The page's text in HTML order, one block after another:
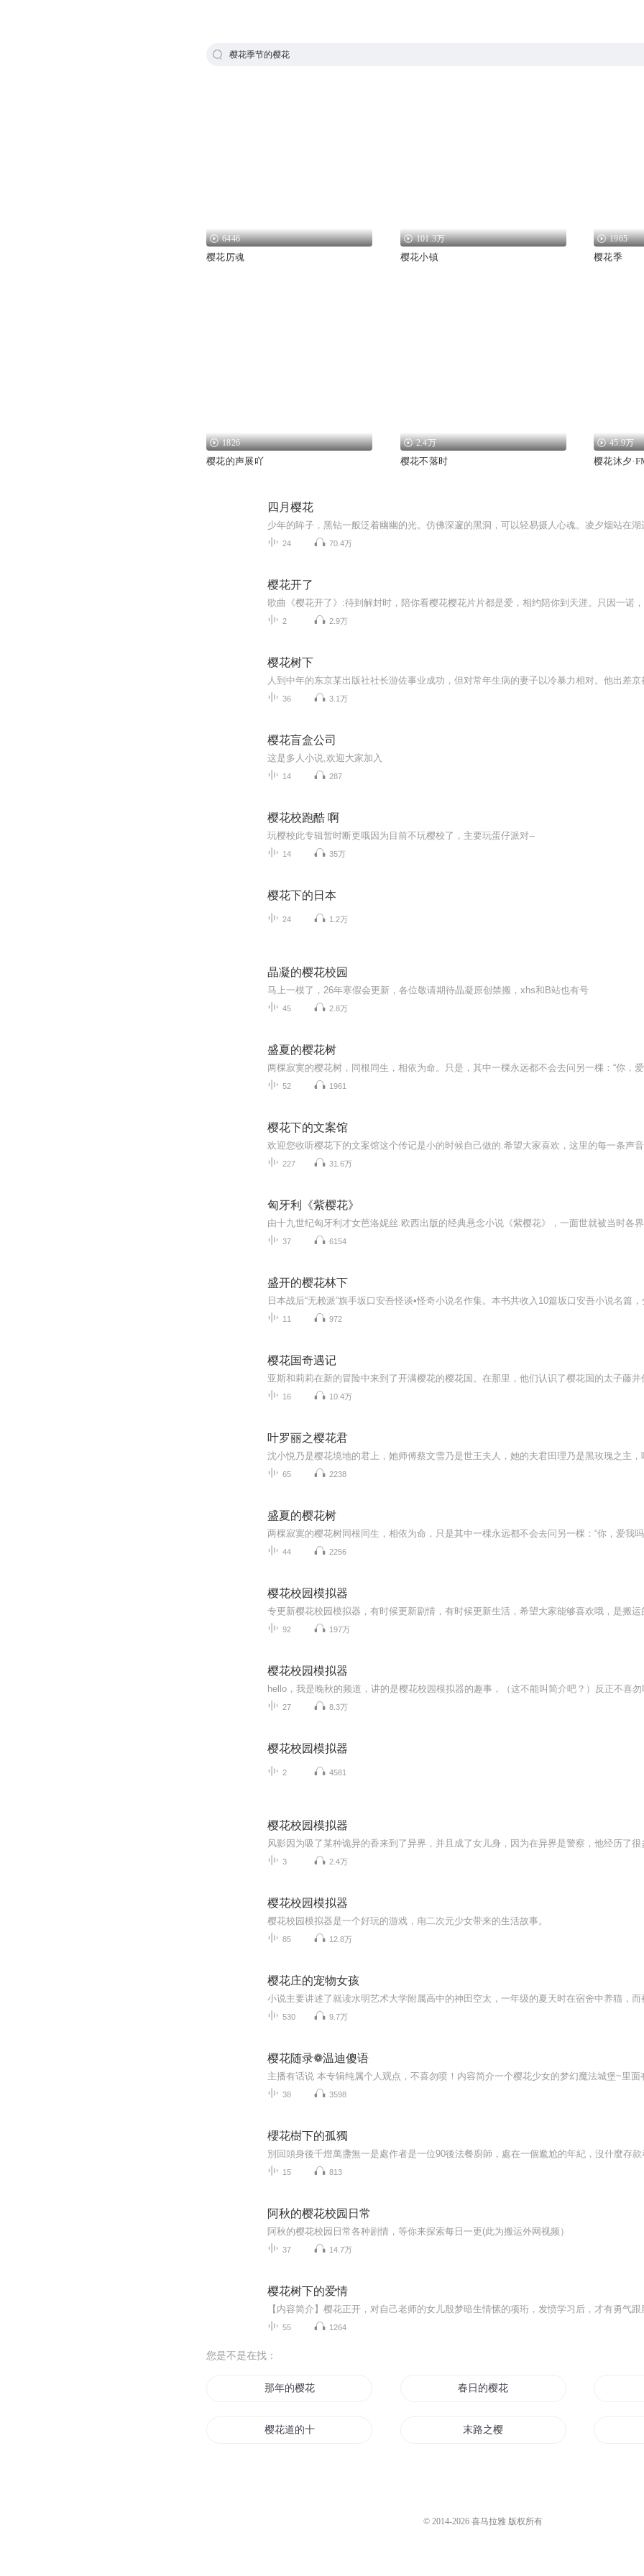
樱花季节的樱花
6446
樱花厉魂
101.3万
樱花小镇
1965
樱花季
1826
樱花的声展吖
2.4万
樱花不落时
45.9万
樱花沐夕
四月樱花
24 70.4万
樱花开了
2 2.9万
樱花树下
36 3.1万
樱花盲盒公司
这是多人小说,欢迎大家加入
14 287
樱花校跑酷 啊
玩樱校此专辑暂时断更哦因为目前不玩樱校了，主要玩蛋仔派对--
14 35万
樱花下的日本
24 1.2万
晶凝的樱花校园
马上一模了，26年寒假会更新，各位敬请期待晶凝原创禁搬，xhs和B站也有号
45 2.8万
盛夏的樱花树
52 1961
樱花下的文案馆
227 31.6万
匈牙利《紫樱花》
37 6154
盛开的樱花林下
11 972
樱花国奇遇记
16 10.4万
叶罗丽之樱花君
65 2238
盛夏的樱花树
44 2256
樱花校园模拟器
92 197万
樱花校园模拟器
27 8.3万
樱花校园模拟器
2 4581
樱花校园模拟器
3 2.4万
樱花校园模拟器
樱花校园模拟器是一个好玩的游戏，甪二次元少女带来的生活故事。
85 12.8万
樱花庄的宠物女孩
530 9.7万
樱花随录❁温迪傻语
38 3598
櫻花樹下的孤獨
15 813
阿秋的樱花校园日常
阿秋的樱花校园日常各种剧情，等你来探索每日一更(此为搬运外网视频）
37 14.7万
樱花树下的爱情
55 1264
您是不是在找：
那年的樱花落 春日的樱花夏日的星空
樱花道的十年 末路之樱
© 2014-2026 喜马拉雅 版权所有